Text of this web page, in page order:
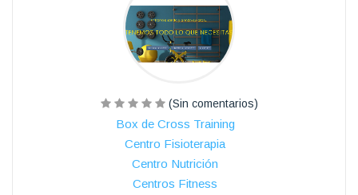
(Sin comentarios)
Box de Cross Training
Centro Fisioterapia
Centro Nutrición
Centros Fitness